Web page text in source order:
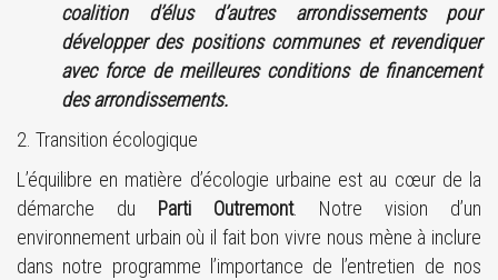
coalition d’élus d’autres arrondissements pour
développer des positions communes et revendiquer
avec force de meilleures conditions de financement
des arrondissements.
2. Transition écologique
L’équilibre en matière d’écologie urbaine est au cœur de la
démarche du Parti Outremont. Notre vision d’un
environnement urbain où il fait bon vivre nous mène à inclure
dans notre programme l’importance de l’entretien de nos